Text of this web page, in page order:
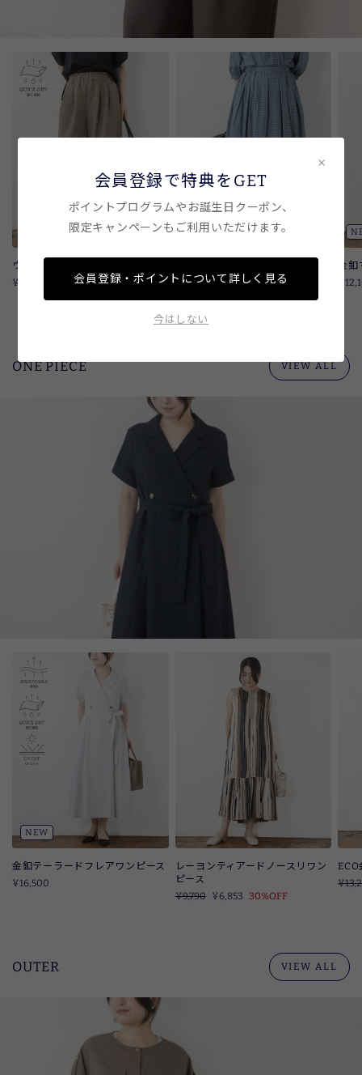
ウエストフリルワイドパンツ
¥9,350
NEW
ト
金
ONE PIECE VIEW ALL
NEW
金釦テーラードフレアワンピース
¥16,500
レーヨンティアードノースリワン
ピース
定
¥9,790 SALE
¥6,853 30%OFF
定
OUTER VIEW ALL
×
会員登録で特典をGET
ポイントプログラムやお誕生日クーポン、
限定キャンペーンもご利用いただけます。
会員登録・ポイントについて詳しく見る
今はしない